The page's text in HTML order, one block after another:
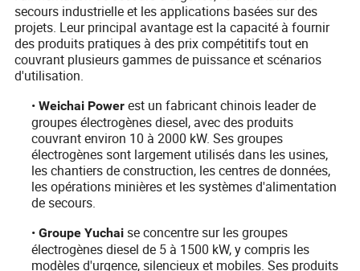
secours industrielle et les applications basées sur des
projets. Leur principal avantage est la capacité à fournir
des produits pratiques à des prix compétitifs tout en
couvrant plusieurs gammes de puissance et scénarios
d'utilisation.
•Weichai Powerest un fabricant chinois leader de
groupes électrogènes diesel, avec des produits
couvrant environ 10 à 2000 kW. Ses groupes
électrogènes sont largement utilisés dans les usines,
les chantiers de construction, les centres de données,
les opérations minières et les systèmes d'alimentation
de secours.
•Groupe Yuchai se concentre sur les groupes
électrogènes diesel de 5 à 1500 kW, y compris les
modèles d'urgence, silencieux et mobiles. Ses produits